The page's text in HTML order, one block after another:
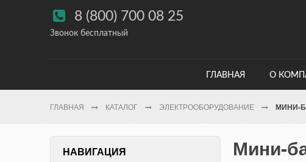
 8 (800) 700 08 25
Звонок бесплатный
ГЛАВНАЯ О
ГЛАВНАЯ КАТАЛОГ ЭЛЕКТРООБОРУДОВАНИЕ МИНИ-
Мини-
НАВИГАЦИЯ